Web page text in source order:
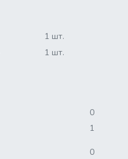
1 шт.
1 шт.
0
1
0